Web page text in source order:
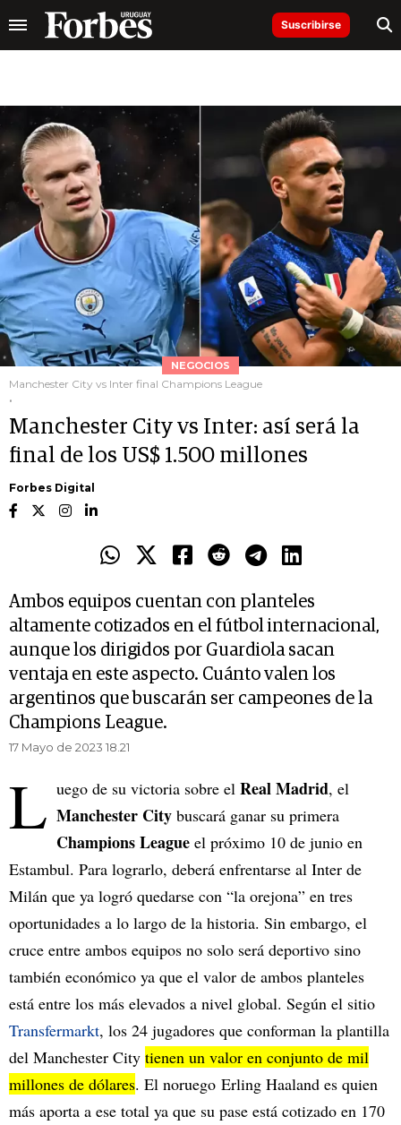
Suscribirse
NEGOCIOS
Manchester City vs Inter final Champions League
.
Manchester City vs Inter: así será la
final de los US$ 1.500 millones
Forbes Digital
Ambos equipos cuentan con planteles
altamente cotizados en el fútbol internacional,
aunque los dirigidos por Guardiola sacan
ventaja en este aspecto. Cuánto valen los
argentinos que buscarán ser campeones de la
Champions League.
17 Mayo de 2023 18.21
L uego de su victoria sobre el Real Madrid, el
Manchester City buscará ganar su primera
Champions League el próximo 10 de junio en
Estambul. Para lograrlo, deberá enfrentarse al Inter de
Milán que ya logró quedarse con “la orejona” en tres
oportunidades a lo largo de la historia. Sin embargo, el
cruce entre ambos equipos no solo será deportivo sino
también económico ya que el valor de ambos planteles
está entre los más elevados a nivel global. Según el sitio
Transfermarkt, los 24 jugadores que conforman la plantilla
del Manchester City tienen un valor en conjunto de mil
millones de dólares. El noruego Erling Haaland es quien
más aporta a ese total ya que su pase está cotizado en 170